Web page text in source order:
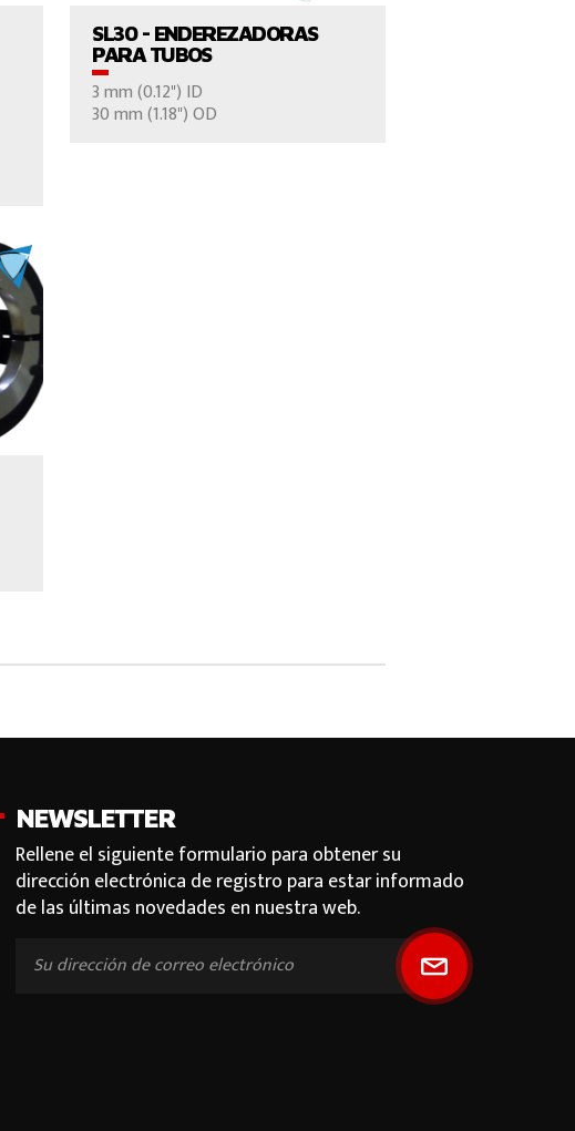
SL30 - ENDEREZADORAS
PARA TUBOS
3 mm (0.12") ID
30 mm (1.18") OD
NEWSLETTER
Rellene el siguiente formulario para obtener su
dirección electrónica de registro para estar informado
de las últimas novedades en nuestra web.